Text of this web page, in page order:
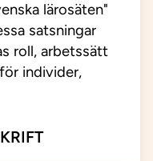
lärosäten"
satsningar
roll, arbetssätt
individer,